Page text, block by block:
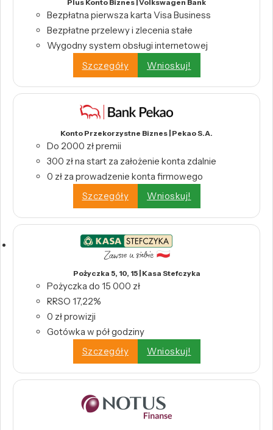
Plus Konto Biznes | Volkswagen Bank
Bezpłatna pierwsza karta Visa Business
Bezpłatne przelewy i zlecenia stałe
Wygodny system obsługi internetowej
Szczegóły
Wnioskuj!
Konto Przekorzystne Biznes | Pekao S.A.
Do 2000 zł premii
300 zł na start za założenie konta zdalnie
0 zł za prowadzenie konta firmowego
Szczegóły
Wnioskuj!
Pożyczka 5, 10, 15 | Kasa Stefczyka
Pożyczka do 15 000 zł
RRSO 17,22%
0 zł prowizji
Gotówka w pół godziny
Szczegóły
Wnioskuj!